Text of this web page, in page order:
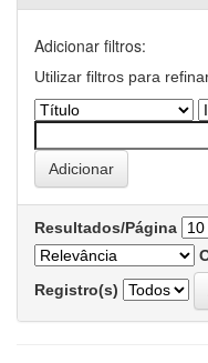
Adicionar filtros:
Utilizar filtros para
Resultados/Página
Registro(s)